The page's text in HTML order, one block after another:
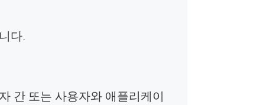
다.
간 또는 사용자와 애플리케이